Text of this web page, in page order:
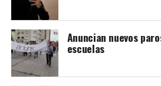
Anuncian nuevos
escuelas